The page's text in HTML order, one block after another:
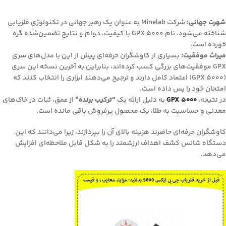
شهرت جهانی:
شرکت Minelab به عنوان یک رهبر جهانی در تکنولوژی فلزیابی
شناخته می‌شود. نام GPX 5000 با کیفیت، دوام و نتایج تضمین‌شده گره
خورده است.
میراث موفقیت: بسیاری از کاوشگران حرفه‌ای پیش از این با مدل‌های سری
GPX موفقیت‌های بزرگی کسب کرده‌اند، بنابراین به آخرین نسخه این سری
(GPX 5000) اعتماد کامل دارند و ترجیح می‌دهند ابزاری را انتخاب کنند که
امتحان خود را پس داده است.
در نتیجه،GPX 5000به دلیل ارائه یک “ترکیب برنده” از عمق، ثبات در خاک‌های
معدنی و حساسیت به طلا، یک محصول پرفروش باقی مانده است.
کاوشگران حرفه‌ای حاضرند هزینه بالای آن را بپردازند، زیرا می‌دانند که این
دستگاه شانس کشف اهداف ارزشمند را به شکل قابل ملاحظه‌ای افزایش
می‌دهد.